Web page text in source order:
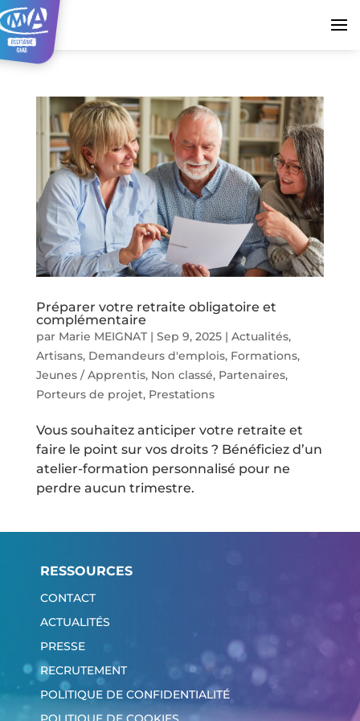
Préparer votre retraite obligatoire et
complémentaire
par Marie MEIGNAT| Sep 9, 2025| Actualités,
Artisans, Demandeurs d'emplois, Formations,
Jeunes / Apprentis, Non classé, Partenaires,
Porteurs de projet, Prestations
Vous souhaitez anticiper votre retraite et
faire le point sur vos droits ? Bénéficiez d’un
atelier-formation personnalisé pour ne
perdre aucun trimestre.
RESSOURCES
CONTACT
ACTUALITÉS
PRESSE
RECRUTEMENT
POLITIQUE DE CONFIDENTIALITÉ